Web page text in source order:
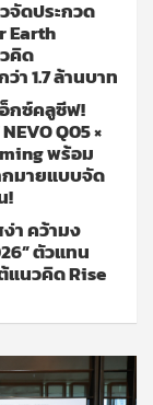
จัดประกวด
Earth
คิด
า 1.7 ล้านบาท
กซ์คลูซีฟ!
Q05 ×
พร้อม
กมายแบบจัด
!
า คว้ามง
ตัวแทน
แนวคิด Rise